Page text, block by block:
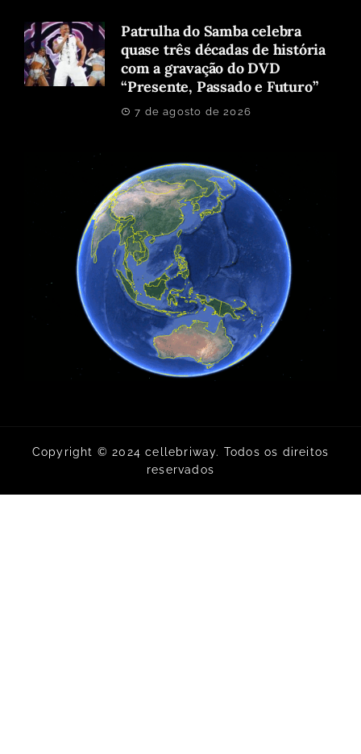
Patrulha do Samba celebra
quase três décadas de história
com a gravação do DVD
“Presente, Passado e Futuro”
7 de agosto de 2026
Copyright © 2024 cellebriway. Todos os direitos
reservados